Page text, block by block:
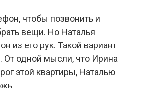
чтобы позвонить и
вещи. Но Наталья
из его рук. Такой вариант
одной мысли, что Ирина
этой квартиры, Наталью